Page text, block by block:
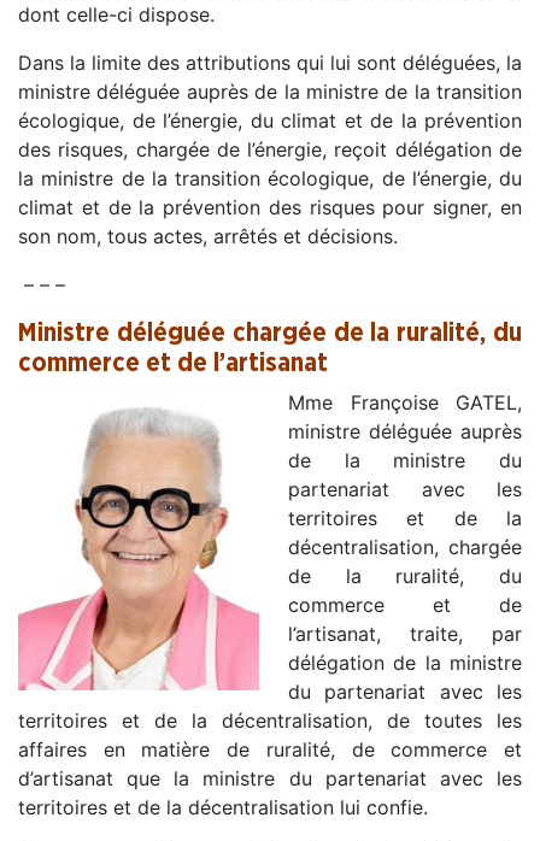
dont celle-ci dispose.
Dans la limite des attributions qui lui sont déléguées, la
ministre déléguée auprès de la ministre de la transition
écologique, de l’énergie, du climat et de la prévention
des risques, chargée de l’énergie, reçoit délégation de
la ministre de la transition écologique, de l’énergie, du
climat et de la prévention des risques pour signer, en
son nom, tous actes, arrêtés et décisions.
– – –
Ministre déléguée chargée de la ruralité, du
commerce et de l’artisanat
Mme Françoise GATEL,
ministre déléguée auprès
de la ministre du
partenariat avec les
territoires et de la
décentralisation, chargée
de la ruralité, du
commerce et de
l’artisanat, traite, par
délégation de la ministre
du partenariat avec les
territoires et de la décentralisation, de toutes les
affaires en matière de ruralité, de commerce et
d’artisanat que la ministre du partenariat avec les
territoires et de la décentralisation lui confie.